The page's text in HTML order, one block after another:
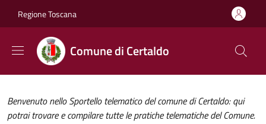
Regione Toscana
Comune di Certaldo
Benvenuto nello Sportello telematico del comune di Certaldo: qui
potrai trovare e compilare tutte le pratiche telematiche del Comune.